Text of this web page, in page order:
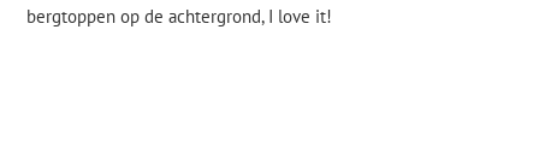
bergtoppen op de achtergrond, I love it!